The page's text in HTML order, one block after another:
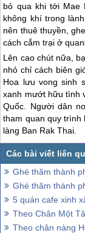
bỏ qua khi tới Mae
không khí trong
nên thuê thuyền,
cách cắm trại ở
Lên cao chút nữa,
nhỏ chỉ cách biên
Hoa lưu vong sinh
xanh mướt hữu tình
Quốc. Người dân
tham quan quy trình
làng Ban Rak Thai.
Ghé thăm thành
Ghé thăm thành phố
5 quán cafe xinh
Theo Chân Một
Theo chân nàng